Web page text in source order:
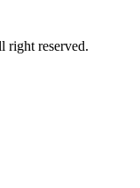
reserved.